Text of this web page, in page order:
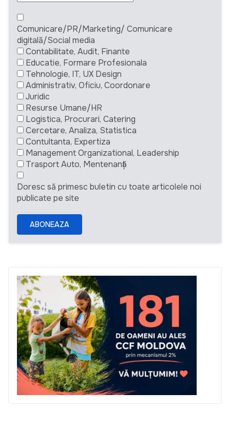
Comunicare/PR/Marketing/ Comunicare
digitală/Social media
Contabilitate, Audit, Finante
Educatie, Formare Profesionala
Tehnologie, IT, UX Design
Administrativ, Oficiu, Coordonare
Juridic
Resurse Umane/HR
Logistica, Procurari, Catering
Cercetare, Analiza, Statistica
Contultanta, Expertiza
Management Organizational, Leadership
Trasport Auto, Mentenanță
Doresc să primesc buletin cu toate articolele noi
publicate pe site
ABONEAZA